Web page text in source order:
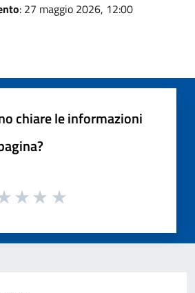
: 27 maggio 2026, 12:00
chiare le informazioni